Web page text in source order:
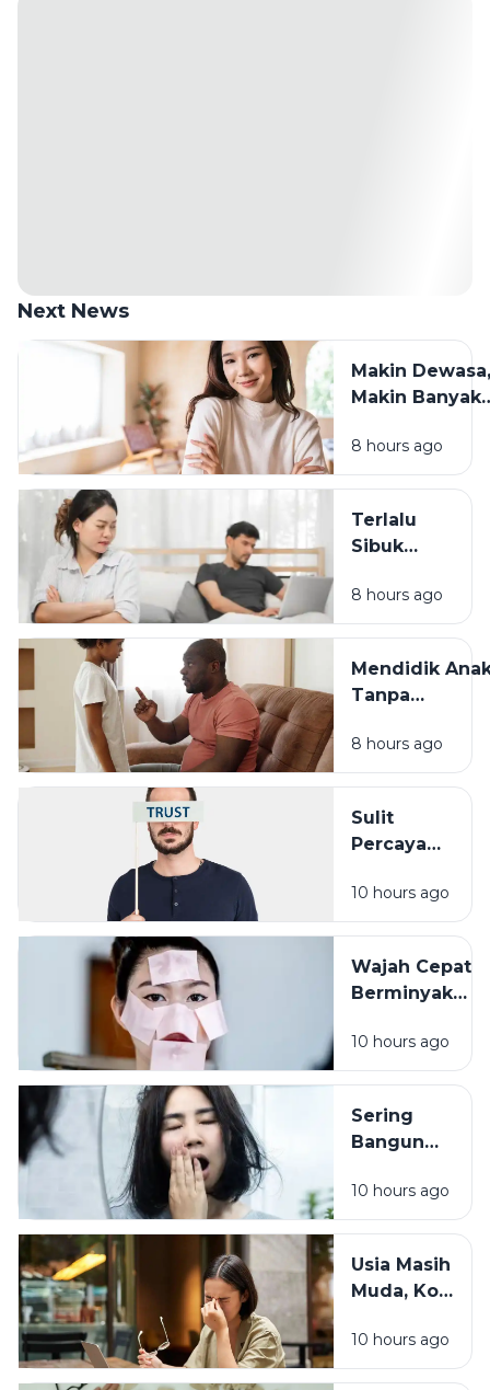
Next News
Makin Dewasa,
Makin Banyak
Cara Tetap
Waras
8 hours ago
Terlalu
Sibuk
Dampaknya
pada
dengan
Keluarga
8 hours ago
Mendidik
Tanpa
Cara
yang Sering
8 hours ago
Sulit
Percaya
Pengalaman
Masa Lalu
Punya Peran
10 hours ago
Wajah Cepat
Berminyak
Karena
Cuaca, Ini
Kemungkinan
Penyebabnya
10 hours ago
Sering
Bangun
Wajah
Kusam?
Periksa 7
Kebiasaan
Tidur Ini
10 hours ago
Usia Masih
Muda, Kok
Cepat
Capek? Ini
10 hours ago